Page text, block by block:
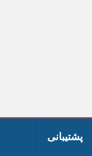
پشتیبانی